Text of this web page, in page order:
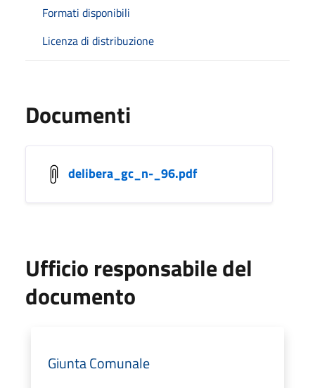
Formati disponibili
Licenza di distribuzione
Documenti
delibera_gc_n-_96.pdf
Ufficio responsabile del
documento
Giunta Comunale